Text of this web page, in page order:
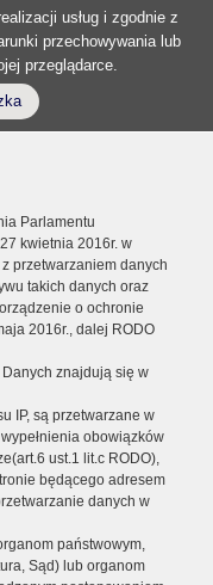
usług i zgodnie z
przechowywania lub
przeglądarce.
Parlamentu
kwietnia 2016r. w
przetwarzaniem danych
takich danych oraz
o ochronie
2016r., dalej RODO
znajdują się w
IP, są przetwarzane w
obowiązków
ust.1 lit.c RODO),
będącego adresem
danych w
państwowym,
Sąd) lub organom